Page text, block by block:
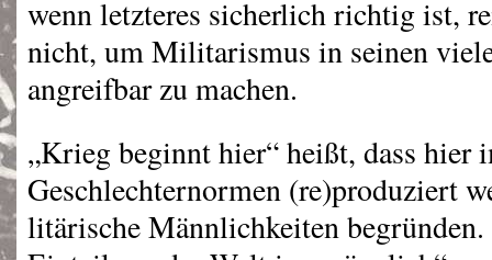
wenn letzteres sicherlich richtig ist,
nicht, um Militarismus in seinen
angreifbar zu machen.
„Krieg beginnt hier“ heißt, dass hier
Geschlechternormen (re)produziert
litärische Männlichkeiten